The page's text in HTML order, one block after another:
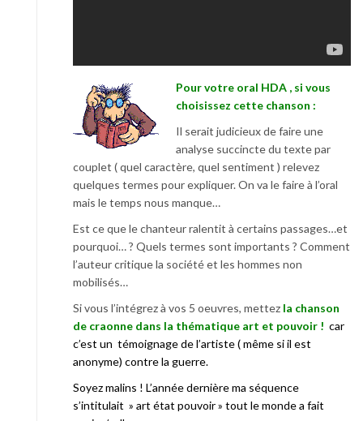
Pour votre oral HDA , si vous
choisissez cette chanson :
Il serait judicieux de faire une
analyse succincte du texte par
couplet ( quel caractère, quel sentiment ) relevez
quelques termes pour expliquer. On va le faire à l’oral
mais le temps nous manque…
Est ce que le chanteur ralentit à certains passages…et
pourquoi… ? Quels termes sont importants ? Comment
l’auteur critique la société et les hommes non
mobilisés…
Si vous l’intégrez à vos 5 oeuvres, mettez la chanson
de craonne dans la thématique art et pouvoir ! car
c’est un témoignage de l’artiste ( même si il est
anonyme) contre la guerre.
Soyez malins ! L’année dernière ma séquence
s’intitulait » art état pouvoir » tout le monde a fait